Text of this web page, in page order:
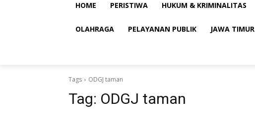
HOME PERISTIWA HUKUM & KRIMINALITAS
OLAHRAGA PELAYANAN PUBLIK JAWA TIMUR
Tags ODGJ taman
Tag: ODGJ taman